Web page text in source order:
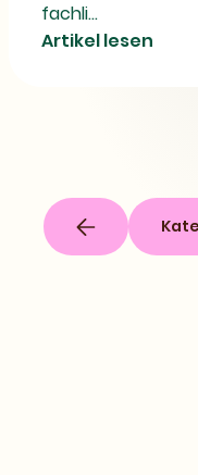
fachli...
Artikel lesen